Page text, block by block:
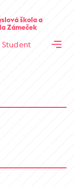
školaa
Zámeček
Student